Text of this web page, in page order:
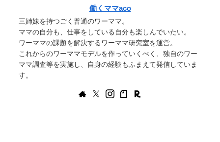
働くママaco
三姉妹を持つごく普通のワーママ。
ママの自分も、仕事をしている自分も楽しんでいたい。
ワーママの課題を解決するワーママ研究室を運営。
これからのワーママモデルを作っていくべく、独自のワー
ママ調査等を実施し、自身の経験もふまえて発信していま
す。